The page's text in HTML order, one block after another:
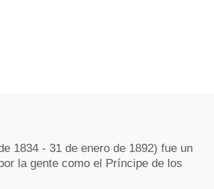
1834 - 31 de enero de 1892) fue un
la gente como el Príncipe de los